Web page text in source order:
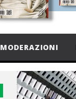
MODERAZIONI